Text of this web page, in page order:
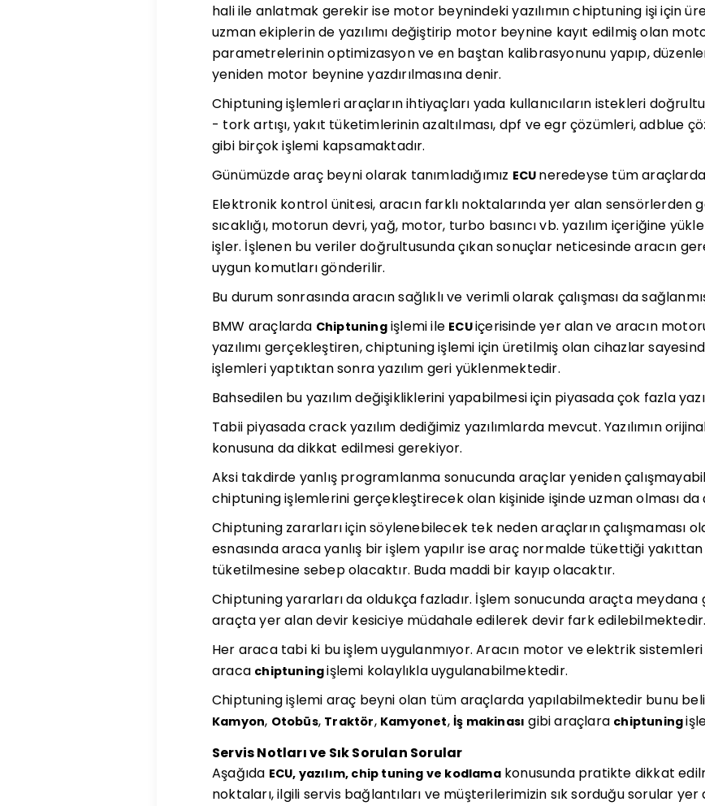
hali ile anlatmak gerekir ise motor beynindeki yazılımın chiptuning işi için
uzman ekiplerin de yazılımı değiştirip motor beynine kayıt edilmiş olan
parametrelerinin optimizasyon ve en baştan kalibrasyonunu yapıp,
yeniden motor beynine yazdırılmasına denir.
Chiptuning işlemleri araçların ihtiyaçları yada kullanıcıların istekleri
- tork artışı, yakıt tüketimlerinin azaltılması, dpf ve egr çözümleri, adblue
gibi birçok işlemi kapsamaktadır.
Günümüzde araç beyni olarak tanımladığımız ECU neredeyse tüm
Elektronik kontrol ünitesi, aracın farklı noktalarında yer alan sensörlerden
sıcaklığı, motorun devri, yağ, motor, turbo basıncı vb. yazılım içeriğine
işler. İşlenen bu veriler doğrultusunda çıkan sonuçlar neticesinde aracın
uygun komutları gönderilir.
Bu durum sonrasında aracın sağlıklı ve verimli olarak çalışması da
BMW araçlarda Chiptuning işlemi ile ECUiçerisinde yer alan ve aracın
yazılımı gerçekleştiren, chiptuning işlemi için üretilmiş olan cihazlar
işlemleri yaptıktan sonra yazılım geri yüklenmektedir.
Bahsedilen bu yazılım değişikliklerini yapabilmesi için piyasada çok fazla
Tabii piyasada crack yazılım dediğimiz yazılımlarda mevcut. Yazılımın
konusuna da dikkat edilmesi gerekiyor.
Aksi takdirde yanlış programlanma sonucunda araçlar yeniden
chiptuning işlemlerini gerçekleştirecek olan kişinide işinde uzman olması da
Chiptuning zararları için söylenebilecek tek neden araçların çalışmaması
esnasında araca yanlış bir işlem yapılır ise araç normalde tükettiği
tüketilmesine sebep olacaktır. Buda maddi bir kayıp olacaktır.
Chiptuning yararları da oldukça fazladır. İşlem sonucunda araçta meydana
araçta yer alan devir kesiciye müdahale edilerek devir fark edilebilmektedir.
Her araca tabi ki bu işlem uygulanmıyor. Aracın motor ve elektrik
araca chiptuningişlemi kolaylıkla uygulanabilmektedir.
Chiptuning işlemi araç beyni olan tüm araçlarda yapılabilmektedir bunu
Kamyon, Otobüs, Traktör, Kamyonet,İş makinası gibi araçlara chiptuning
Servis Notları ve Sık Sorulan Sorular
Aşağıda ECU, yazılım, chip tuning ve kodlamakonusunda pratikte dikkat
noktaları, ilgili servis bağlantıları ve müşterilerimizin sık sorduğu sorular yer